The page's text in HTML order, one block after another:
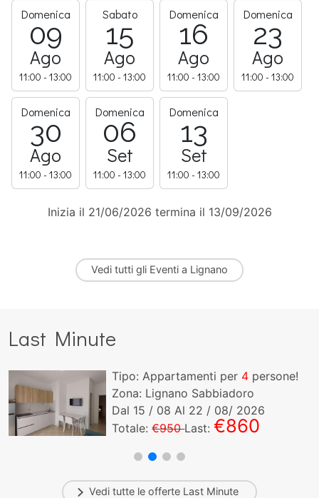
Domenica
09
Ago
11:00 - 13:00
Sabato
15
Ago
11:00 - 13:00
Domenica
16
Ago
11:00 - 13:00
Domenica
23
Ago
11:00 - 13:00
Domenica
30
Ago
11:00 - 13:00
Domenica
06
Set
11:00 - 13:00
Domenica
13
Set
11:00 - 13:00
Inizia il 21/06/2026 termina il 13/09/2026
Vedi tutti gli Eventi a Lignano
Last Minute
Tipo: Appartamenti per 4 persone!
Zona: Lignano Sabbiadoro
Dal 15 / 08 Al 22 / 08/ 2026
Totale:€950Last:€860
Vedi tutte le offerte Last Minute